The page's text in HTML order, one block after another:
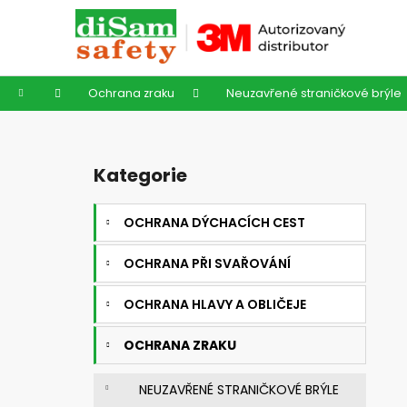
Domů Ochrana zraku Neuzavřené straničkové brýle
Přeskočit
kategorie
Kategorie
OCHRANA DÝCHACÍCH CEST
OCHRANA PŘI SVAŘOVÁNÍ
OCHRANA HLAVY A OBLIČEJE
OCHRANA ZRAKU
NEUZAVŘENÉ STRANIČKOVÉ BRÝLE
í
k
Zpět
do
obchodu
Zpět
do
obchodu